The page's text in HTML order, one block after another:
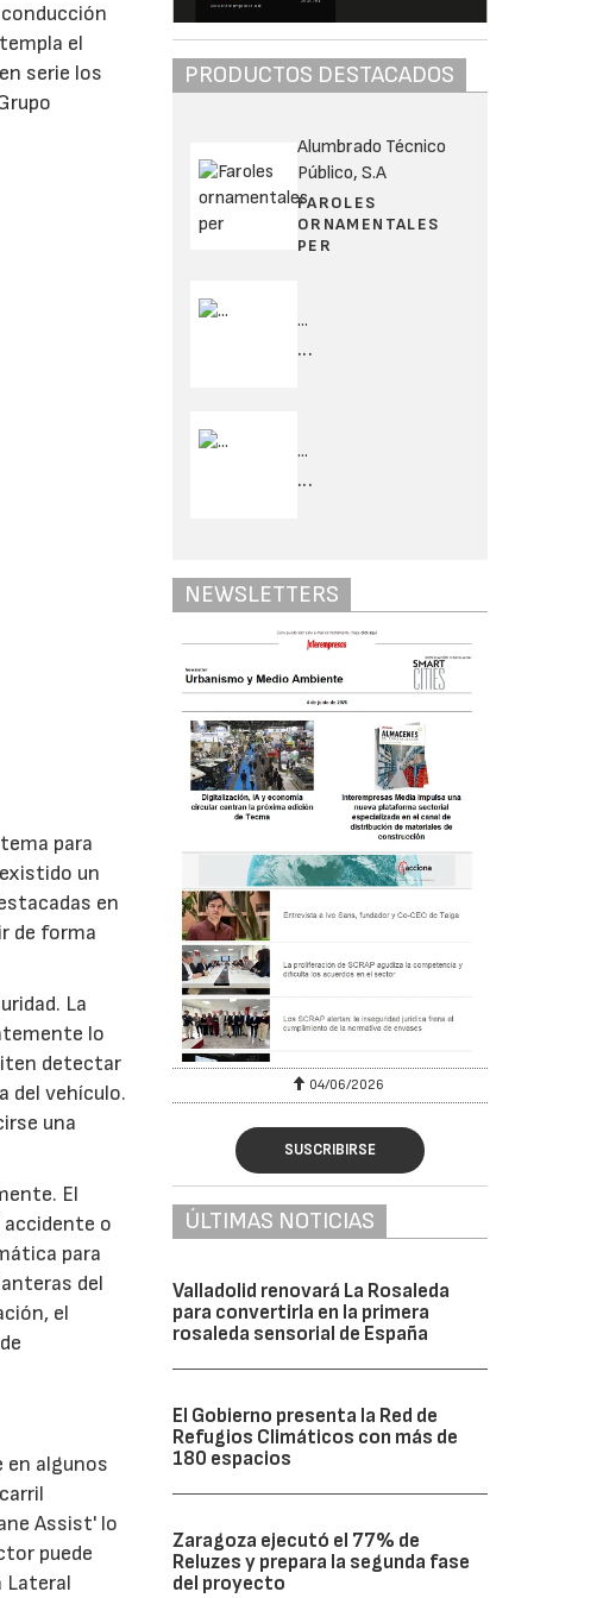
el
serie los
para
un
en
de forma
La
lo
detectar
del vehículo.
una
El
accidente o
para
del
el
en algunos
Assist' lo
puede
Lateral
PRODUCTOS DESTACADOS
Alumbrado Técnico
Público, S.A
FAROLES
ORNAMENTALES
PER
...
...
...
...
NEWSLETTERS
02/07/2026 04/06/2026
SUSCRIBIRSE
ÚLTIMAS NOTICIAS
Valladolid renovará La Rosaleda
para convertirla en la primera
rosaleda sensorial de España
El Gobierno presenta la Red de
Refugios Climáticos con más de
180 espacios
Zaragoza ejecutó el 77% de
Reluzes y prepara la segunda fase
del proyecto